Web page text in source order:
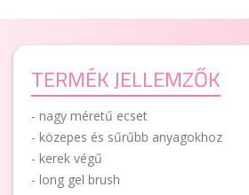
TERMÉK JELLEMZŐK
- nagy méretű ecset
- közepes és sűrűbb anyagokhoz
- kerek végű
- long gel brush